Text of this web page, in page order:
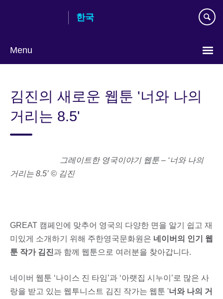
content
한국
Menu
김진의 새로운 웹툰 '너와 나의
거리는 8.5'
그레이트한 영국이야기 웹툰 – ‘너와 나의
거리는 8.5’ © 김진
GREAT 캠페인에 맞추어 영국의 다양한 면을 알기 쉽고 재
미있게 소개하기 위해 주한영국문화원은 네이버의 인기 웹
툰 작가 김진과 함께 웹툰으로 여러분을 찾아갑니다.
네이버 웹툰 ‘나이스 진 타임’과 ‘아랫집 시누이’로 많은 사
랑을 받고 있는 웹투니스트 김진 작가는 웹툰 '너와 나의 거